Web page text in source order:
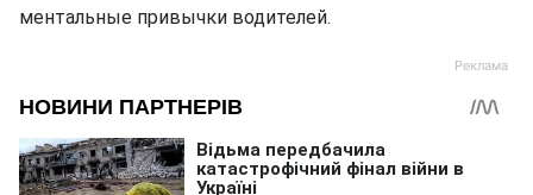
ментальные привычки водителей.